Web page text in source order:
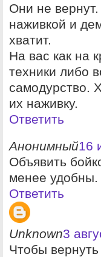
Они не
наживкой и
хватит.
На вас как на
техники либо
самодурство.
их наживку.
Ответить
Анонимный16
Объявить
менее удобны.
Ответить
Unknown3
Чтобы